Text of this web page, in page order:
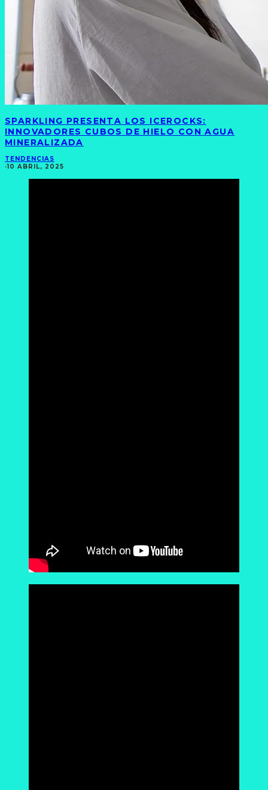
SPARKLING PRESENTA LOS ICEROCKS:
INNOVADORES CUBOS DE HIELO CON AGUA
MINERALIZADA
TENDENCIAS
·10 ABRIL, 2025